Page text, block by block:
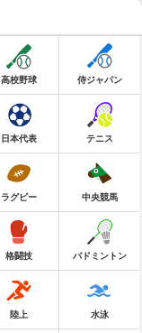
高校野球 侍ジャパン
日本代表 テニス
ラグビー 中央競馬
格闘技 バドミントン
陸上 水泳